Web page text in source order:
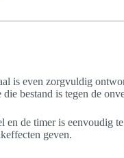
is even zorgvuldig
bestand is tegen de
de timer is eenvoudig
geven.